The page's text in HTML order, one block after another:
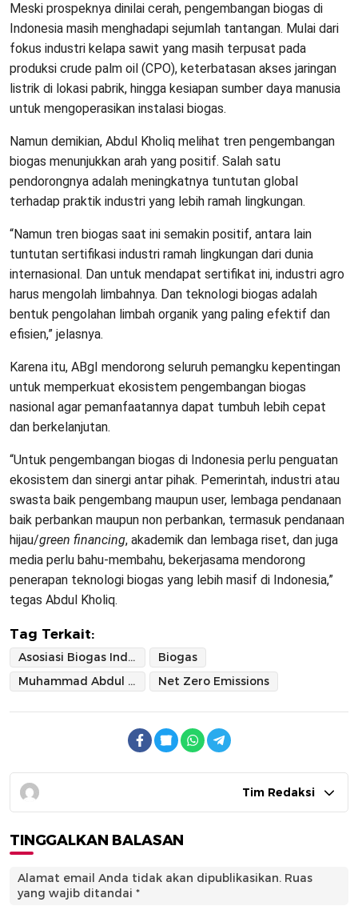
Meski prospeknya dinilai cerah, pengembangan biogas di
Indonesia masih menghadapi sejumlah tantangan. Mulai dari
fokus industri kelapa sawit yang masih terpusat pada
produksi crude palm oil (CPO), keterbatasan akses jaringan
listrik di lokasi pabrik, hingga kesiapan sumber daya manusia
untuk mengoperasikan instalasi biogas.
Namun demikian, Abdul Kholiq melihat tren pengembangan
biogas menunjukkan arah yang positif. Salah satu
pendorongnya adalah meningkatnya tuntutan global
terhadap praktik industri yang lebih ramah lingkungan.
“Namun tren biogas saat ini semakin positif, antara lain
tuntutan sertifikasi industri ramah lingkungan dari dunia
internasional. Dan untuk mendapat sertifikat ini, industri agro
harus mengolah limbahnya. Dan teknologi biogas adalah
bentuk pengolahan limbah organik yang paling efektif dan
efisien,” jelasnya.
Karena itu, ABgI mendorong seluruh pemangku kepentingan
untuk memperkuat ekosistem pengembangan biogas
nasional agar pemanfaatannya dapat tumbuh lebih cepat
dan berkelanjutan.
“Untuk pengembangan biogas di Indonesia perlu penguatan
ekosistem dan sinergi antar pihak. Pemerintah, industri atau
swasta baik pengembang maupun user, lembaga pendanaan
baik perbankan maupun non perbankan, termasuk pendanaan
hijau/green financing, akademik dan lembaga riset, dan juga
media perlu bahu-membahu, bekerjasama mendorong
penerapan teknologi biogas yang lebih masif di Indonesia,”
tegas Abdul Kholiq.
Tag Terkait:
Asosiasi Biogas Indonesia
Biogas
Muhammad Abdul Kholiq
Net Zero Emissions
Tim Redaksi
TINGGALKAN BALASAN
Alamat email Anda tidak akan dipublikasikan. Ruas
yang wajib ditandai *